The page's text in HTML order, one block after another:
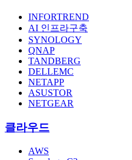
INFORTREND
AI 인프라구축
SYNOLOGY
QNAP
TANDBERG
DELLEMC
NETAPP
ASUSTOR
NETGEAR
클라우드
AWS